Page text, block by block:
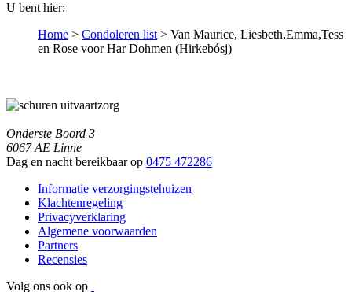
U bent hier:
Home > Condoleren list > Van Maurice, Liesbeth,Emma,Tess
en Rose voor Har Dohmen (Hirkebósj)
Onderste Boord 3
6067 AE Linne
Dag en nacht bereikbaar op 0475 472286
Informatie verzorgingstehuizen
Klachtenregeling
Privacyverklaring
Algemene voorwaarden
Partners
Recensies
Volg ons ook op